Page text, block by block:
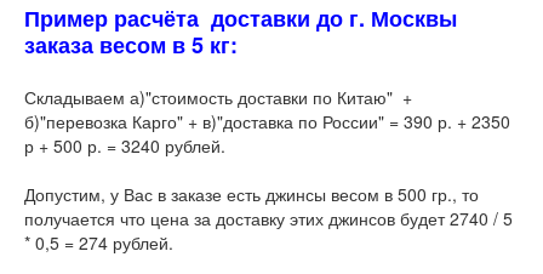
Пример расчёта доставки до г. Москвы
заказа весом в 5 кг:
Складываем а)"стоимость доставки по Китаю" +
б)"перевозка Карго" + в)"доставка по России" = 390 р. + 2350
р + 500 р. = 3240 рублей.
Допустим, у Вас в заказе есть джинсы весом в 500 гр., то
получается что цена за доставку этих джинсов будет 2740 / 5
* 0,5 = 274 рублей.